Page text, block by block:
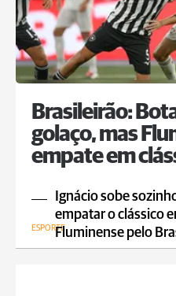
Brasileirão:
golaço, mas
empate em
Ignácio sobe
empatar o clássico
Fluminense pelo
ESPORTE